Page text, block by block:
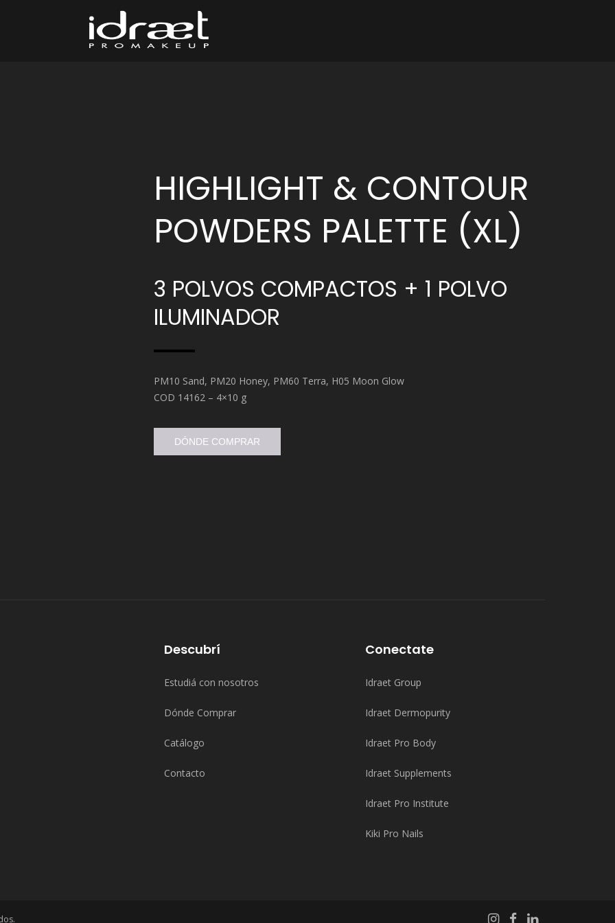
HIGHLIGHT & CONTOUR
POWDERS PALETTE (XL)
3 POLVOS COMPACTOS + 1 POLVO
ILUMINADOR
PM10 Sand, PM20 Honey, PM60 Terra, H05 Moon Glow
COD 14162 – 4×10 g
DÓNDE COMPRAR
Descubrí
Estudiá con nosotros
Dónde Comprar
Catálogo
Contacto
Conectate
Idraet Group
Idraet Dermopurity
Idraet Pro Body
Idraet Supplements
Idraet Pro Institute
Kiki Pro Nails